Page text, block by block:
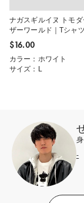
ナガスギルイヌ トモ
ザーワールド｜Tシャツ
$‌16.00
カラー：ホワイト
サイズ：L
-